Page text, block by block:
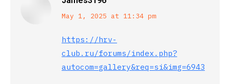
says:
May 1, 2025 at 11:34 pm
https://hrv-
club.ru/forums/index.php?
autocom=gallery&req=si&img=6943